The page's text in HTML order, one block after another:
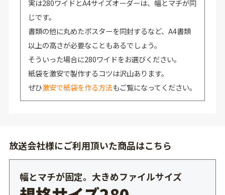
実は280ワイドとA4サイズオーダーは、幅とマチが同
じです。
書類の他に丸めたポスターを同封するなど、A4書類
以上の高さが必要なこともあるでしょう。
そういった場合に280ワイドをお選びください。
紙袋を激安で製作するコツは沢山あります。
ぜひ激安で紙袋を作る方法もご覧になってください。
放送会社様にご利用頂いた商品はこちら
幅とマチが固定。大きめファイルサイズ